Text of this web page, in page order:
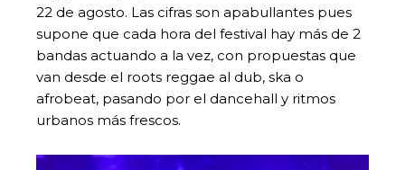
22 de agosto. Las cifras son apabullantes pues
supone que cada hora del festival hay más de 2
bandas actuando a la vez, con propuestas que
van desde el roots reggae al dub, ska o
afrobeat, pasando por el dancehall y ritmos
urbanos más frescos.